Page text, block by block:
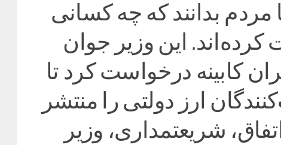
مردم بدانند که چه کسانی
کرده‌اند. این وزیر جوان
کابینه درخواست کرد تا
ارز دولتی را منتشر
شریعتمداری، وزیر